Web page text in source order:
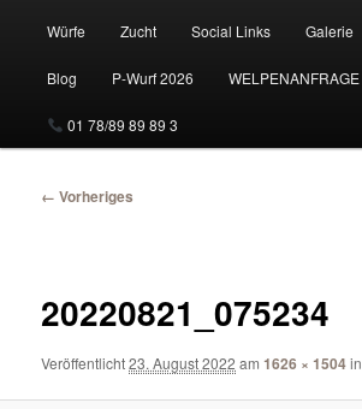
Würfe Zucht Social Links Galerie
Blog P-Wurf 2026 WELPENANFRAGE
01 78/89 89 89 3
Bilder-
← Vorheriges
20220821_075234
Veröffentlicht23. August 2022 am1626 × 1504in